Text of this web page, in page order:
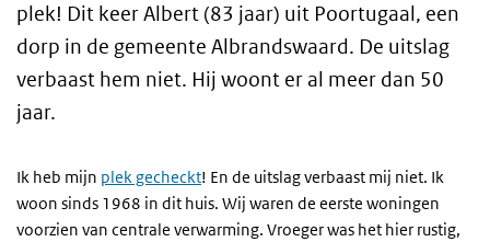
plek! Dit keer Albert (83 jaar) uit Poortugaal, een
dorp in de gemeente Albrandswaard. De uitslag
verbaast hem niet. Hij woont er al meer dan 50
jaar.
Ik heb mijn plek gecheckt! En de uitslag verbaast mij niet. Ik
woon sinds 1968 in dit huis. Wij waren de eerste woningen
voorzien van centrale verwarming. Vroeger was het hier rustig,